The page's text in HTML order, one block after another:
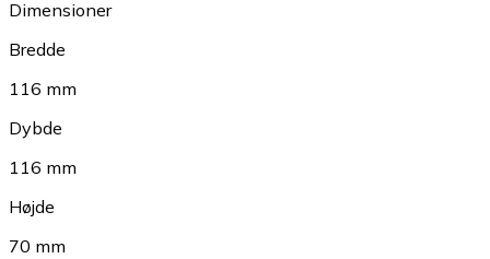
Dimensioner
Bredde
116 mm
Dybde
116 mm
Højde
70 mm